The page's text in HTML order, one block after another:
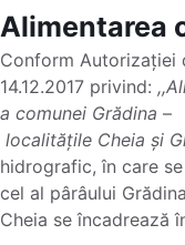
Alimentarea
Conform Autorizației
14.12.2017 privind: ,
a comunei Grădina –
localitățile Cheia și
hidrografic, în care
cel al pârâului
Cheia se încadrează